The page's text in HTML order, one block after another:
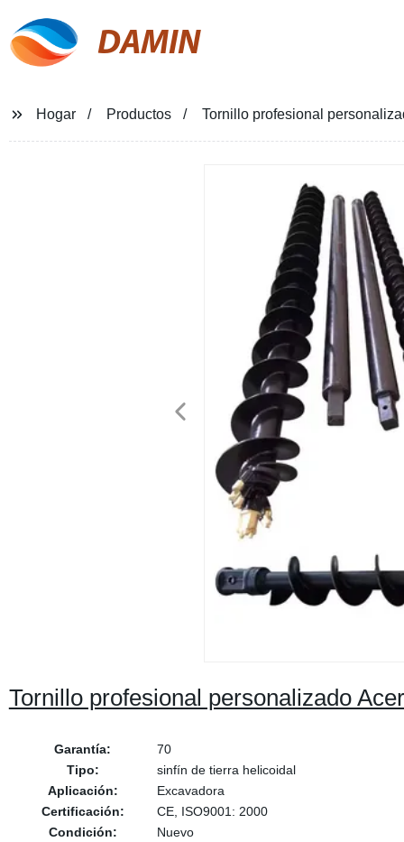
DAMIN
Hogar Productos Tornillo profesional
Tornillo profesional personalizado
Garantía:
70
Tipo:
sinfín de tierra helicoidal
Aplicación:
Excavadora
Certificación:
CE, ISO9001: 2000
Condición:
Nuevo